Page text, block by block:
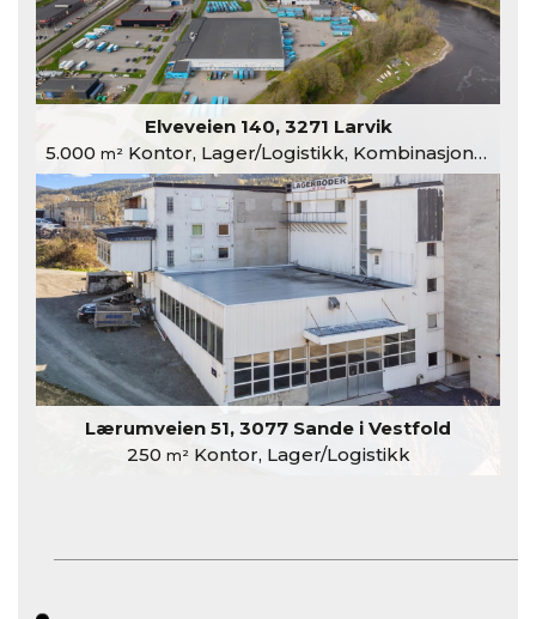
Elveveien 140, 3271 Larvik
5.000 m²Kontor, Lager/Logistikk, Kombinasjonslokaler
Lærumveien 51, 3077 Sande i Vestfold
250 m²Kontor, Lager/Logistikk